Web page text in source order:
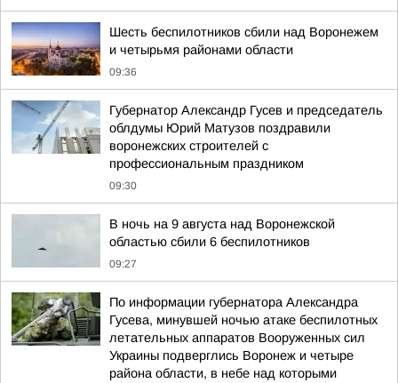
Шесть беспилотников сбили над Воронежем
и четырьмя районами области
09:36
Губернатор Александр Гусев и председатель
облдумы Юрий Матузов поздравили
воронежских строителей с
профессиональным праздником
09:30
В ночь на 9 августа над Воронежской
областью сбили 6 беспилотников
09:27
По информации губернатора Александра
Гусева, минувшей ночью атаке беспилотных
летательных аппаратов Вооруженных сил
Украины подверглись Воронеж и четыре
района области, в небе над которыми